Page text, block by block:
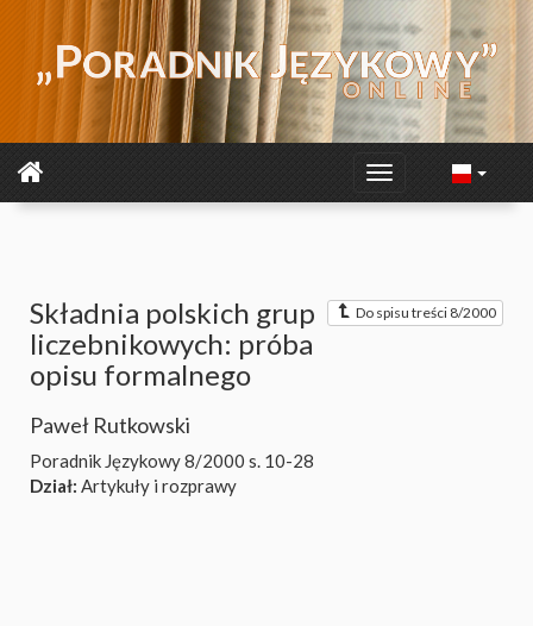
Do spisu treści 8/2000
Składnia polskich grup
liczebnikowych: próba
opisu formalnego
Paweł Rutkowski
Poradnik Językowy 8/2000 s. 10-28
Dział: Artykuły i rozprawy